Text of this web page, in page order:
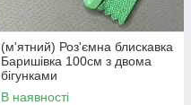
(м'ятний) Роз'ємна блискавка
Баришівка 100см з двома
бігунками
В наявності